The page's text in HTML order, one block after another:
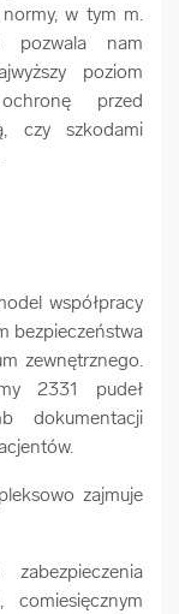
normy, w tym m.
nam
poziom
przed
czy szkodami
współpracy
bezpieczeństwa
zewnętrznego.
2331 pudeł
dokumentacji
zajmuje
comiesięcznym